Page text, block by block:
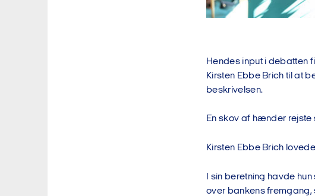
Hendes input i debatten
Kirsten Ebbe Brich til at
beskrivelsen.
En skov af hænder rejste
Kirsten Ebbe Brich
I sin beretning havde
over bankens fremgang,